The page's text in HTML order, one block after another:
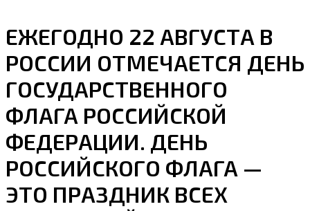
ЕЖЕГОДНО 22 АВГУСТА В
РОССИИ ОТМЕЧАЕТСЯ ДЕНЬ
ГОСУДАРСТВЕННОГО
ФЛАГА РОССИЙСКОЙ
ФЕДЕРАЦИИ. ДЕНЬ
РОССИЙСКОГО ФЛАГА —
ЭТО ПРАЗДНИК ВСЕХ